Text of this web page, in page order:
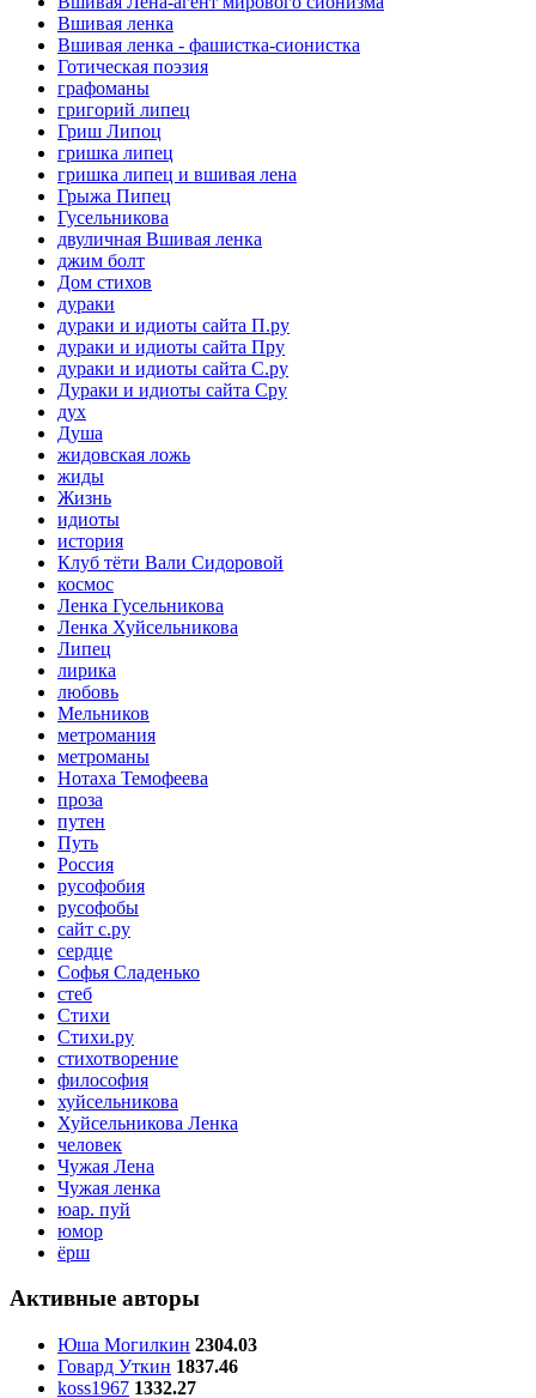
Вшивая ленка
Вшивая ленка - фашистка-сионистка
Готическая поэзия
графоманы
григорий липец
Гриш Липоц
гришка липец
гришка липец и вшивая лена
Грыжа Пипец
Гусельникова
двуличная Вшивая ленка
джим болт
Дом стихов
дураки
дураки и идиоты сайта П.ру
дураки и идиоты сайта Пру
дураки и идиоты сайта С.ру
Дураки и идиоты сайта Сру
дух
Душа
жидовская ложь
жиды
Жизнь
идиоты
история
Клуб тёти Вали Сидоровой
космос
Ленка Гусельникова
Ленка Хуйсельникова
Липец
лирика
любовь
Мельников
метромания
метроманы
Нотаха Темофеева
проза
путен
Путь
Россия
русофобия
русофобы
сайт с.ру
сердце
Софья Сладенько
стеб
Стихи
Стихи.ру
стихотворение
философия
хуйсельникова
Хуйсельникова Ленка
человек
Чужая Лена
Чужая ленка
юар. пуй
юмор
ёрш
Активные авторы
Юша Могилкин 2304.03
Говард Уткин 1837.46
koss1967 1332.27